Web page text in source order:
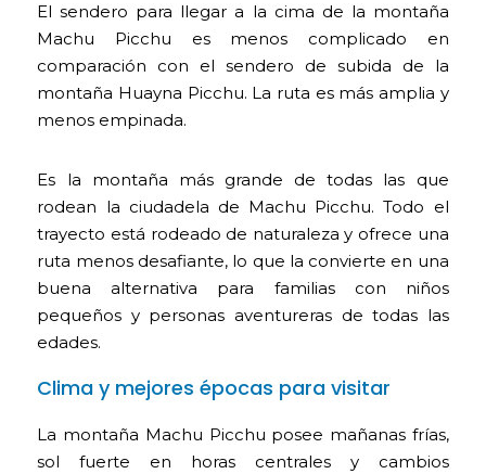
El sendero para llegar a la cima de la montaña
Machu Picchu es menos complicado en
comparación con el sendero de subida de la
montaña Huayna Picchu. La ruta es más amplia y
menos empinada.
Es la montaña más grande de todas las que
rodean la ciudadela de Machu Picchu. Todo el
trayecto está rodeado de naturaleza y ofrece una
ruta menos desafiante, lo que la convierte en una
buena alternativa para familias con niños
pequeños y personas aventureras de todas las
edades.
Clima y mejores épocas para visitar
La montaña Machu Picchu posee mañanas frías,
sol fuerte en horas centrales y cambios